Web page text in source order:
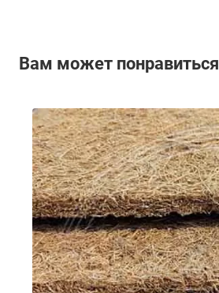
Вам может понравиться